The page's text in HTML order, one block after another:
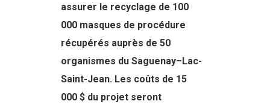
assurer le recyclage de 100
000 masques de procédure
récupérés auprès de 50
organismes du Saguenay–Lac-
Saint-Jean. Les coûts de 15
000 $ du projet seront